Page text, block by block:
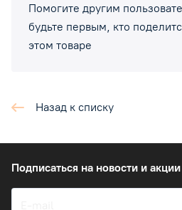
Помогите другим
будьте первым, кто
этом товаре
Назад к списку
Подписаться на новости и акции